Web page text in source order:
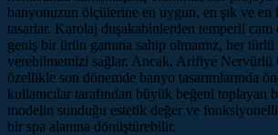
banyonuzun ölçülerine en uygun, en şık ve en
tasarlar. Karolaj duşakabinlerden temperli cam
geniş bir ürün gamına sahip olmamız, her
verebilmemizi sağlar. Ancak, Arifiye Nervürlü
özellikle son dönemde banyo tasarımlarında
kullanıcılar tarafından büyük beğeni toplayan
modelin sunduğu estetik değer ve
bir spa alanına dönüştürebilir.